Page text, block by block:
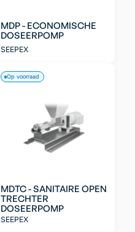
MDP - ECONOMISCHE
DOSEERPOMP
SEEPEX
MDTC - SANITAIRE OPEN
TRECHTER
DOSEERPOMP
SEEPEX
Op voorraad